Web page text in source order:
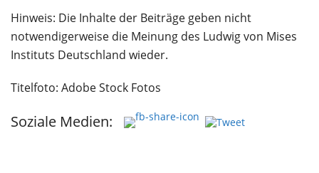
Hinweis: Die Inhalte der Beiträge geben nicht
notwendigerweise die Meinung des Ludwig von Mises
Instituts Deutschland wieder.
Titelfoto: Adobe Stock Fotos
Soziale Medien: